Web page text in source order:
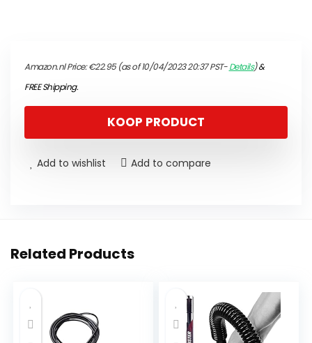
Amazon.nl Price:€22.95(as of 10/04/2023 20:37 PST-Details)&
FREE Shipping.
KOOP PRODUCT
Add to wishlist Add to compare
Related Products